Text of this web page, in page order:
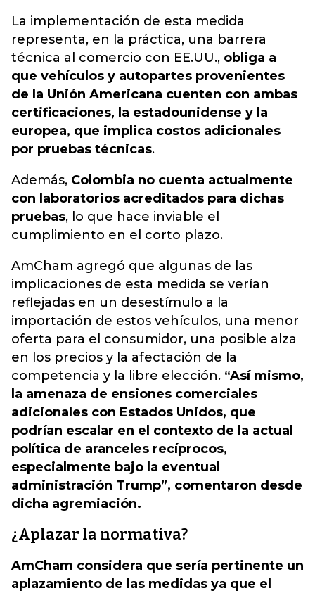
La implementación de esta medida
representa, en la práctica, una barrera
técnica al comercio con EE.UU., obliga a
que vehículos y autopartes provenientes
de la Unión Americana cuenten con ambas
certificaciones, la estadounidense y la
europea, que implica costos adicionales
por pruebas técnicas.
Además, Colombia no cuenta actualmente
con laboratorios acreditados para dichas
pruebas, lo que hace inviable el
cumplimiento en el corto plazo.
AmCham agregó que algunas de las
implicaciones de esta medida se verían
reflejadas en un desestímulo a la
importación de estos vehículos, una menor
oferta para el consumidor, una posible alza
en los precios y la afectación de la
competencia y la libre elección. “Así mismo,
la amenaza de ensiones comerciales
adicionales con Estados Unidos, que
podrían escalar en el contexto de la actual
política de aranceles recíprocos,
especialmente bajo la eventual
administración Trump”, comentaron desde
dicha agremiación.
¿Aplazar la normativa?
AmCham considera que sería pertinente un
aplazamiento de las medidas ya que el